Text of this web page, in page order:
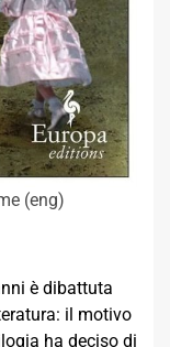
(eng)
è dibattuta
il motivo
ha deciso di